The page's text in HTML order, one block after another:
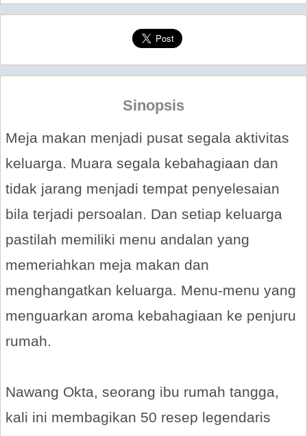
Sinopsis
Meja makan menjadi pusat segala aktivitas
keluarga. Muara segala kebahagiaan dan
tidak jarang menjadi tempat penyelesaian
bila terjadi persoalan. Dan setiap keluarga
pastilah memiliki menu andalan yang
memeriahkan meja makan dan
menghangatkan keluarga. Menu-menu yang
menguarkan aroma kebahagiaan ke penjuru
rumah.
Nawang Okta, seorang ibu rumah tangga,
kali ini membagikan 50 resep legendaris